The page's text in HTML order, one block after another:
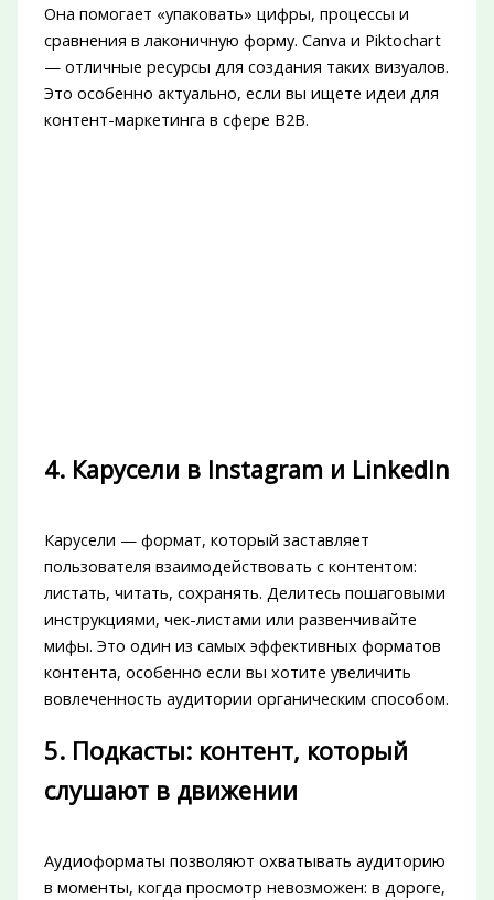
Она помогает «упаковать» цифры, процессы и
сравнения в лаконичную форму. Canva и Piktochart
— отличные ресурсы для создания таких визуалов.
Это особенно актуально, если вы ищете идеи для
контент-маркетинга в сфере B2B.
4. Карусели в Instagram и LinkedIn
Карусели — формат, который заставляет
пользователя взаимодействовать с контентом:
листать, читать, сохранять. Делитесь пошаговыми
инструкциями, чек-листами или развенчивайте
мифы. Это один из самых эффективных форматов
контента, особенно если вы хотите увеличить
вовлеченность аудитории органическим способом.
5. Подкасты: контент, который
слушают в движении
Аудиоформаты позволяют охватывать аудиторию
в моменты, когда просмотр невозможен: в дороге,